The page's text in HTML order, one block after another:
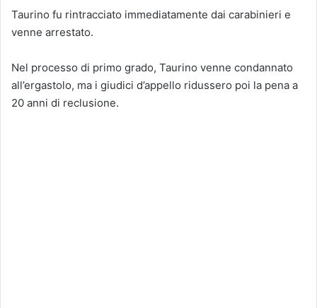
Taurino fu rintracciato immediatamente dai carabinieri e
venne arrestato.
Nel processo di primo grado, Taurino venne condannato
all’ergastolo, ma i giudici d’appello ridussero poi la pena a
20 anni di reclusione.